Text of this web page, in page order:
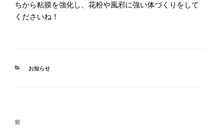
ちから粘膜を強化し、花粉や風邪に強い体づくりをして
くださいね！
カ
お知らせ
投
過
前